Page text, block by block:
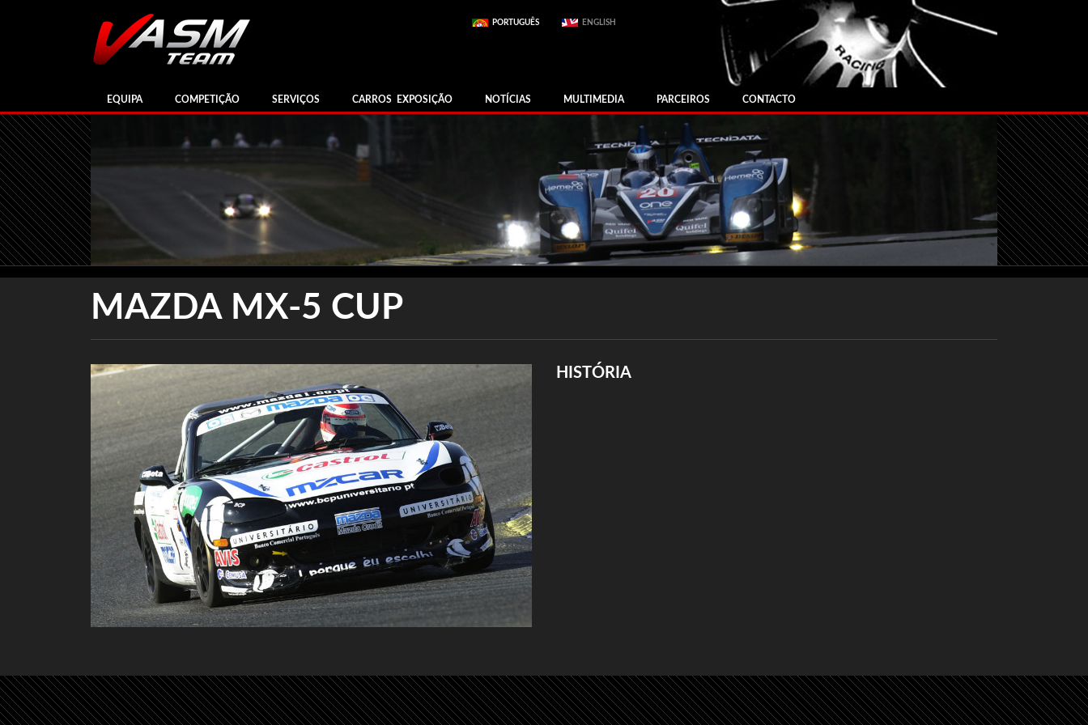
PORTUGUÊS ENGLISH
EQUIPA COMPETIÇÃO SERVIÇOS CARROS EXPOSIÇÃO NOTÍCIAS MULTIMEDIA PARCEIROS CONTACTO
MAZDA MX-5 CUP
HISTÓRIA